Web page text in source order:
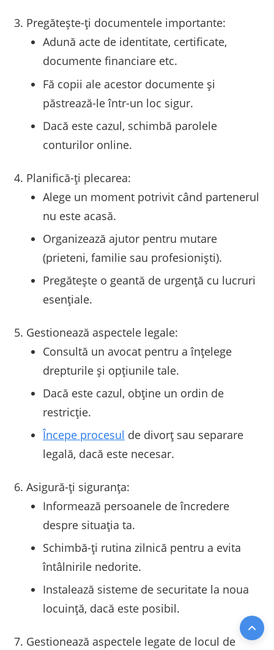
Pregătește-ți documentele importante:
Adună acte de identitate, certificate,
documente financiare etc.
Fă copii ale acestor documente și
păstrează-le într-un loc sigur.
Dacă este cazul, schimbă parolele
conturilor online.
Planifică-ți plecarea:
Alege un moment potrivit când partenerul
nu este acasă.
Organizează ajutor pentru mutare
(prieteni, familie sau profesioniști).
Pregătește o geantă de urgență cu lucruri
esențiale.
Gestionează aspectele legale:
Consultă un avocat pentru a înțelege
drepturile și opțiunile tale.
Dacă este cazul, obține un ordin de
restricție.
Începe procesul de divorț sau separare
legală, dacă este necesar.
Asigură-ți siguranța:
Informează persoanele de încredere
despre situația ta.
Schimbă-ți rutina zilnică pentru a evita
întâlnirile nedorite.
Instalează sisteme de securitate la noua
locuință, dacă este posibil.
Gestionează aspectele legate de locul de